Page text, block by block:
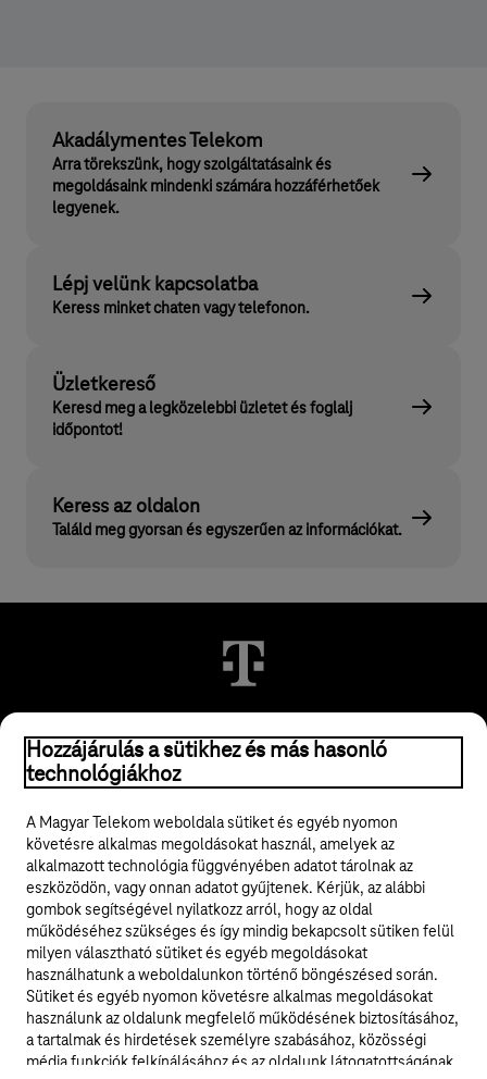
Akadálymentes Telekom
Arra törekszünk, hogy szolgáltatásaink és
megoldásaink mindenki számára hozzáférhetőek
legyenek.
Lépj velünk kapcsolatba
Keress minket chaten vagy telefonon.
Üzletkereső
Keresd meg a legközelebbi üzletet és foglalj
időpontot!
Keress az oldalon
Találd meg gyorsan és egyszerűen az információkat.
© 2026 Magyar Telekom Nyrt.
ÁSZF
Adatvédelem
Felhívások
Hírlevél
Közösségi média
Hozzájárulás a sütikhez és más hasonló
technológiákhoz
A Magyar Telekom weboldala sütiket és egyéb nyomon
követésre alkalmas megoldásokat használ, amelyek az
alkalmazott technológia függvényében adatot tárolnak az
eszközödön, vagy onnan adatot gyűjtenek. Kérjük, az alábbi
gombok segítségével nyilatkozz arról, hogy az oldal
működéséhez szükséges és így mindig bekapcsolt sütiken felül
milyen választható sütiket és egyéb megoldásokat
használhatunk a weboldalunkon történő böngészésed során.
Sütiket és egyéb nyomon követésre alkalmas megoldásokat
használunk az oldalunk megfelelő működésének biztosításához,
a tartalmak és hirdetések személyre szabásához, közösségi
média funkciók felkínálásához és az oldalunk látogatottságának